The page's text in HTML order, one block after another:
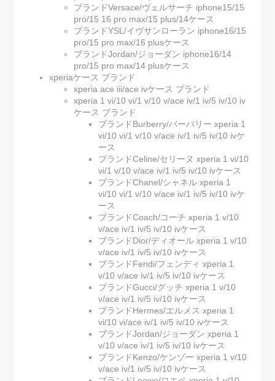
ブランドVersace/ヴェルサーチ iphone15/15
pro/15 16 pro max/15 plus/14ケース
ブランドYSL/イヴサンローラン iphone16/15
pro/15 pro max/16 plusケース
ブランドJordan/ジョーダン iphone16/14
pro/15 pro max/14 plusケース
xperiaケース ブランド
xperia ace iii/ace ivケース ブランド
xperia 1 vi/10 vi/1 v/10 v/ace iv/1 iv/5 iv/10 iv
ケース ブランド
ブランドBurberry/バーバリー xperia 1
vi/10 vi/1 v/10 v/ace iv/1 iv/5 iv/10 ivケ
ース
ブランドCeline/セリーヌ xperia 1 vi/10
vi/1 v/10 v/ace iv/1 iv/5 iv/10 ivケース
ブランドChanel/シャネル xperia 1
vi/10 vi/1 v/10 v/ace iv/1 iv/5 iv/10 ivケ
ース
ブランドCoach/コーチ xperia 1 v/10
v/ace iv/1 iv/5 iv/10 ivケース
ブランドDior/ディオール xperia 1 v/10
v/ace iv/1 iv/5 iv/10 ivケース
ブランドFendi/フェンディ xperia 1
v/10 v/ace iv/1 iv/5 iv/10 ivケース
ブランドGucci/グッチ xperia 1 v/10
v/ace iv/1 iv/5 iv/10 ivケース
ブランドHermes/エルメス xperia 1
vi/10 vi/ace iv/1 iv/5 iv/10 ivケース
ブランドJordan/ジョーダン xperia 1
v/10 v/ace iv/1 iv/5 iv/10 ivケース
ブランドKenzo/ケンゾー xperia 1 v/10
v/ace iv/1 iv/5 iv/10 ivケース